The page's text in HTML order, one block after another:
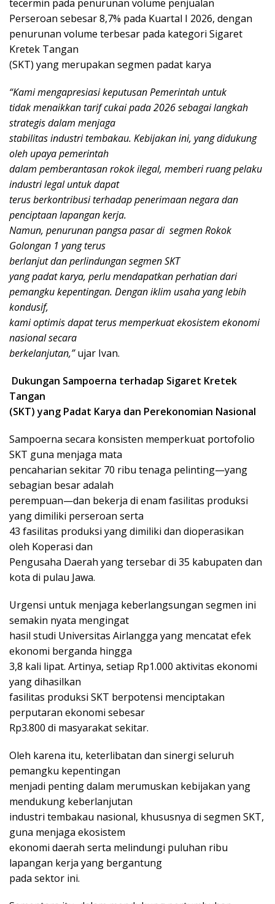
tecermin pada penurunan volume penjualan
Perseroan sebesar 8,7% pada Kuartal I 2026, dengan
penurunan volume terbesar pada kategori Sigaret
Kretek Tangan
(SKT) yang merupakan segmen padat karya
“Kami mengapresiasi keputusan Pemerintah untuk
tidak menaikkan tarif cukai pada 2026 sebagai langkah
strategis dalam menjaga
stabilitas industri tembakau. Kebijakan ini, yang didukung
oleh upaya pemerintah
dalam pemberantasan rokok ilegal, memberi ruang pelaku
industri legal untuk dapat
terus berkontribusi terhadap penerimaan negara dan
penciptaan lapangan kerja.
Namun, penurunan pangsa pasar di segmen Rokok
Golongan 1 yang terus
berlanjut dan perlindungan segmen SKT
yang padat karya, perlu mendapatkan perhatian dari
pemangku kepentingan. Dengan iklim usaha yang lebih
kondusif,
kami optimis dapat terus memperkuat ekosistem ekonomi
nasional secara
berkelanjutan,”ujar Ivan.
Dukungan Sampoerna terhadap Sigaret Kretek
Tangan
(SKT) yang Padat Karya dan Perekonomian Nasional
Sampoerna secara konsisten memperkuat portofolio
SKT guna menjaga mata
pencaharian sekitar 70 ribu tenaga pelinting—yang
sebagian besar adalah
perempuan—dan bekerja di enam fasilitas produksi
yang dimiliki perseroan serta
43 fasilitas produksi yang dimiliki dan dioperasikan
oleh Koperasi dan
Pengusaha Daerah yang tersebar di 35 kabupaten dan
kota di pulau Jawa.
Urgensi untuk menjaga keberlangsungan segmen ini
semakin nyata mengingat
hasil studi Universitas Airlangga yang mencatat efek
ekonomi berganda hingga
3,8 kali lipat. Artinya, setiap Rp1.000 aktivitas ekonomi
yang dihasilkan
fasilitas produksi SKT berpotensi menciptakan
perputaran ekonomi sebesar
Rp3.800 di masyarakat sekitar.
Oleh karena itu, keterlibatan dan sinergi seluruh
pemangku kepentingan
menjadi penting dalam merumuskan kebijakan yang
mendukung keberlanjutan
industri tembakau nasional, khususnya di segmen SKT,
guna menjaga ekosistem
ekonomi daerah serta melindungi puluhan ribu
lapangan kerja yang bergantung
pada sektor ini.